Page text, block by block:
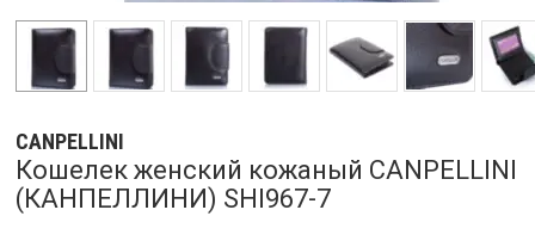
CANPELLINI
Кошелек женский кожаный CANPELLINI
(КАНПЕЛЛИНИ) SHI967-7